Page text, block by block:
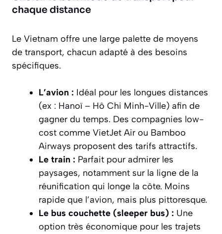
chaque distance
Le Vietnam offre une large palette de moyens
de transport, chacun adapté à des besoins
spécifiques.
L’avion : Idéal pour les longues distances
(ex : Hanoï – Hô Chi Minh-Ville) afin de
gagner du temps. Des compagnies low-
cost comme VietJet Air ou Bamboo
Airways proposent des tarifs attractifs.
Le train : Parfait pour admirer les
paysages, notamment sur la ligne de la
réunification qui longe la côte. Moins
rapide que l’avion, mais plus pittoresque.
Le bus couchette (sleeper bus) : Une
option très économique pour les trajets